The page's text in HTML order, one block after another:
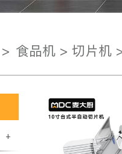
> 食品机 > 切片机
+